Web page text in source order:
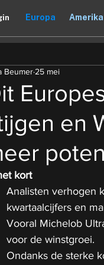
Europa Amerika
en
Beumer 25 mei
kort
Analisten verhogen
kwartaalcijfers en
Vooral Michelob
voor de winstgroei.
Ondanks de sterke